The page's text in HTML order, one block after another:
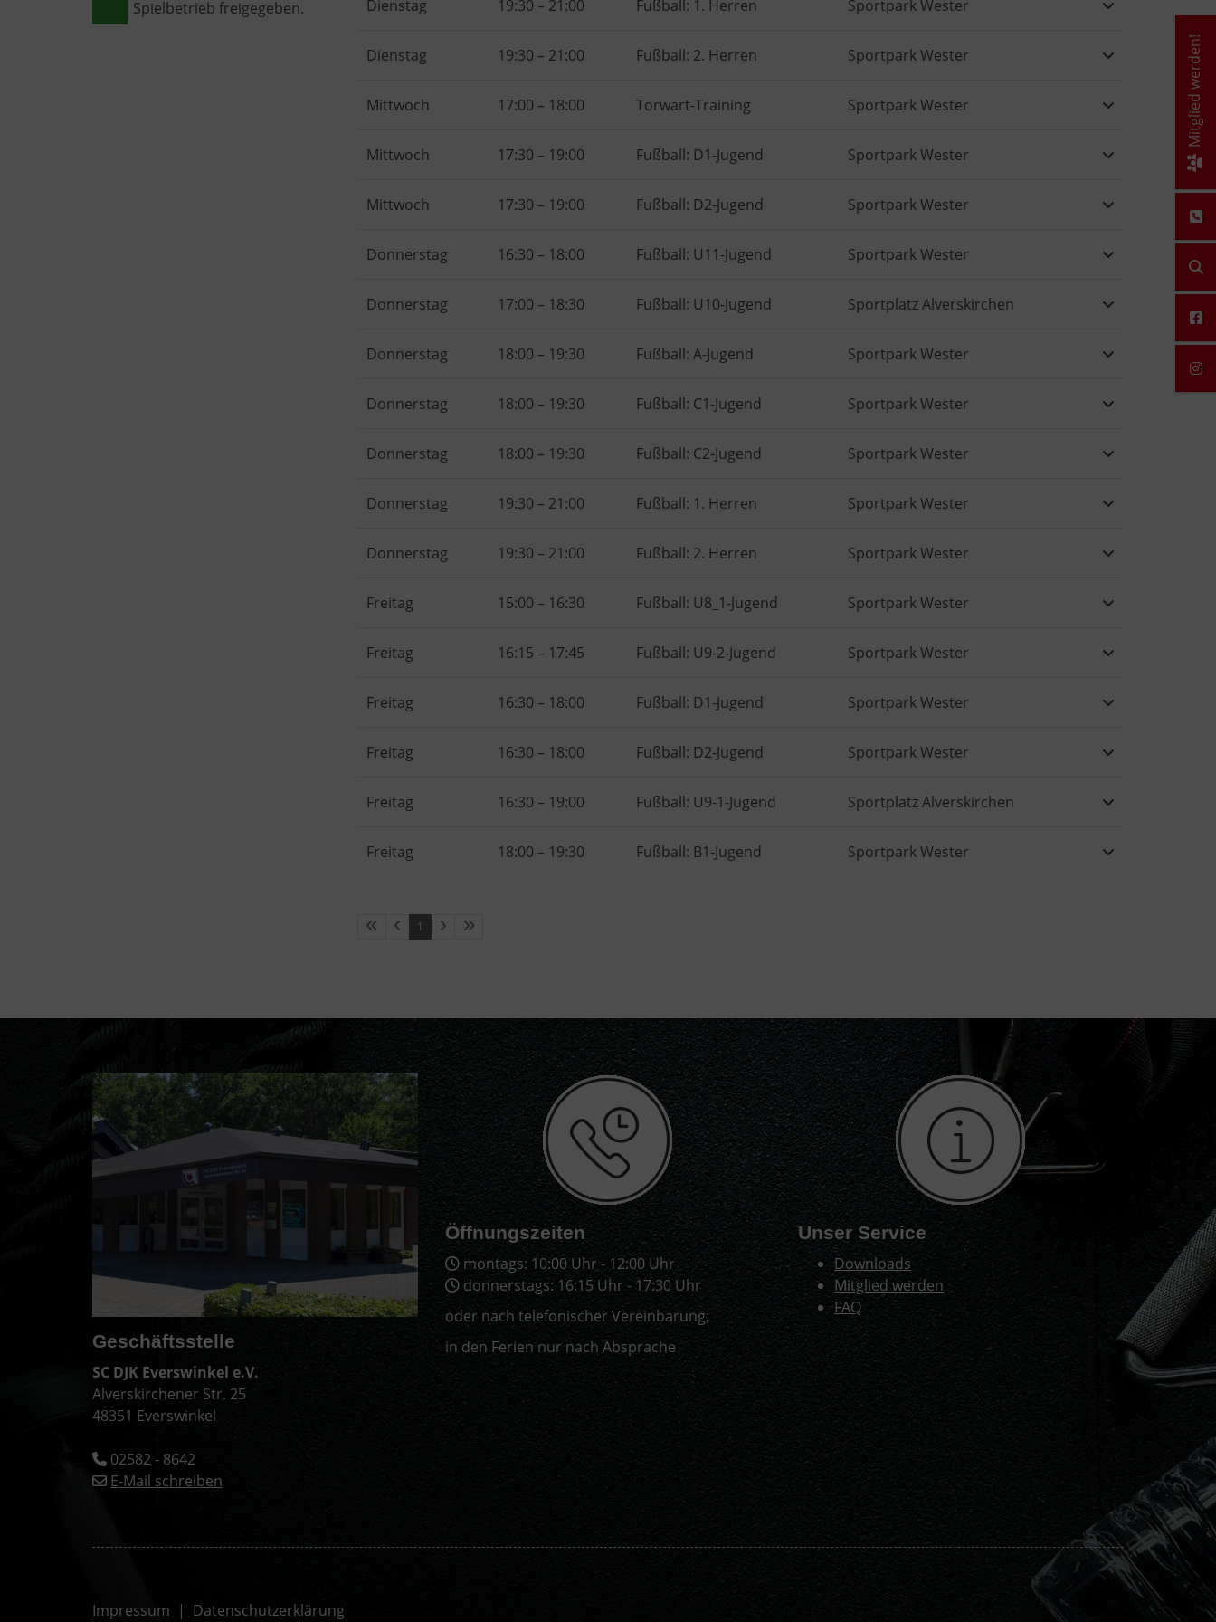
Dienstag 19:30 – 21:00 Fußball: 1. Herren Sportpark Wester
Dienstag 19:30 – 21:00 Fußball: 2. Herren Sportpark Wester
Mittwoch 17:00 – 18:00 Torwart-Training Sportpark Wester
Mittwoch 17:30 – 19:00 Fußball: D1-Jugend Sportpark Wester
Mittwoch 17:30 – 19:00 Fußball: D2-Jugend Sportpark Wester
Donnerstag 16:30 – 18:00 Fußball: U11-Jugend Sportpark Wester
Donnerstag 17:00 – 18:30 Fußball: U10-Jugend Sportplatz Alverskirchen
Donnerstag 18:00 – 19:30 Fußball: A-Jugend Sportpark Wester
Donnerstag 18:00 – 19:30 Fußball: C1-Jugend Sportpark Wester
Donnerstag 18:00 – 19:30 Fußball: C2-Jugend Sportpark Wester
Donnerstag 19:30 – 21:00 Fußball: 1. Herren Sportpark Wester
Donnerstag 19:30 – 21:00 Fußball: 2. Herren Sportpark Wester
Freitag 15:00 – 16:30 Fußball: U8_1-Jugend Sportpark Wester
Freitag 16:15 – 17:45 Fußball: U9-2-Jugend Sportpark Wester
Freitag 16:30 – 18:00 Fußball: D1-Jugend Sportpark Wester
Freitag 16:30 – 18:00 Fußball: D2-Jugend Sportpark Wester
Freitag 16:30 – 19:00 Fußball: U9-1-Jugend Sportplatz Alverskirchen
Freitag 18:00 – 19:30 Fußball: B1-Jugend Sportpark Wester
1
Spielbetrieb freigegeben.
Geschäftsstelle
SC DJK Everswinkel e.V.
Alverskirchener Str. 25
48351 Everswinkel
02582 - 8642
E-Mail schreiben
Öffnungszeiten
montags: 10:00 Uhr - 12:00 Uhr
donnerstags: 16:15 Uhr - 17:30 Uhr
oder nach telefonischer Vereinbarung;
in den Ferien nur nach Absprache
Unser Service
Downloads
Mitglied werden
FAQ
Impressum | Datenschutzerklärung
Mitglied werden!